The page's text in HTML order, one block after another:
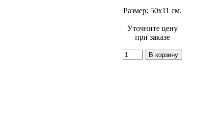
Размер: 50x11 см.
Уточните цену
при заказе